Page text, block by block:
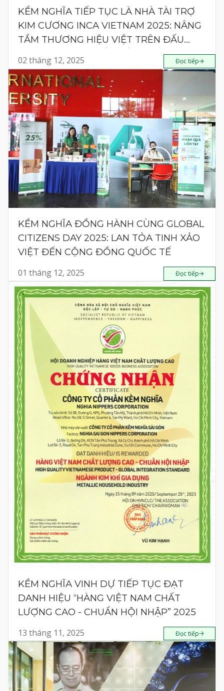
KỀM NGHĨA TIẾP TỤC LÀ NHÀ TÀI TRỢ
KIM CƯƠNG INCA VIETNAM 2025: NÂNG
TẦM THƯƠNG HIỆU VIỆT TRÊN ĐẤU
02 tháng 12, 2025 Đọc tiếp
KỀM NGHĨA ĐỒNG HÀNH CÙNG GLOBAL
CITIZENS DAY 2025: LAN TỎA TINH XẢO
VIỆT ĐẾN CỘNG ĐỒNG QUỐC TẾ
01 tháng 12, 2025 Đọc tiếp
KỀM NGHĨA VINH DỰ TIẾP TỤC ĐẠT
DANH HIỆU “HÀNG VIỆT NAM CHẤT
LƯỢNG CAO - CHUẨN HỘI NHẬP” 2025
13 tháng 11, 2025 Đọc tiếp